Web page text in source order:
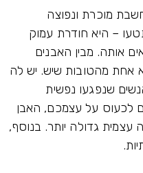
מוכרת ונפוצה
– היא חודרת עמוק
אותה. מבין האבנים
אחת מהטובות שיש. יש לה
שנפגעו נפשית
לכעוס על עצמכם, האבן
גדולה יותר. בנוסף,